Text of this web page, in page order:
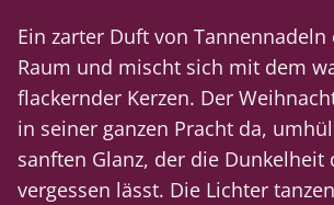
Ein zarter Duft von
Raum und mischt sich mit dem
flackernder Kerzen. Der
in seiner ganzen Pracht da,
sanften Glanz, der die Dunkelheit
vergessen lässt. Die Lichter